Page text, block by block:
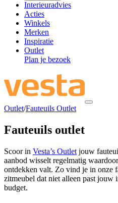
Interieuradvies
Acties
Winkels
Merken
Inspiratie
Outlet
Plan je bezoek
Outlet/Fauteuils Outlet
Fauteuils outlet
Scoor in Vesta’s Outlet jouw
aanbod wisselt regelmatig
ontdekken valt. Zo vind je in onze
zitmeubel dat niet alleen past
budget.